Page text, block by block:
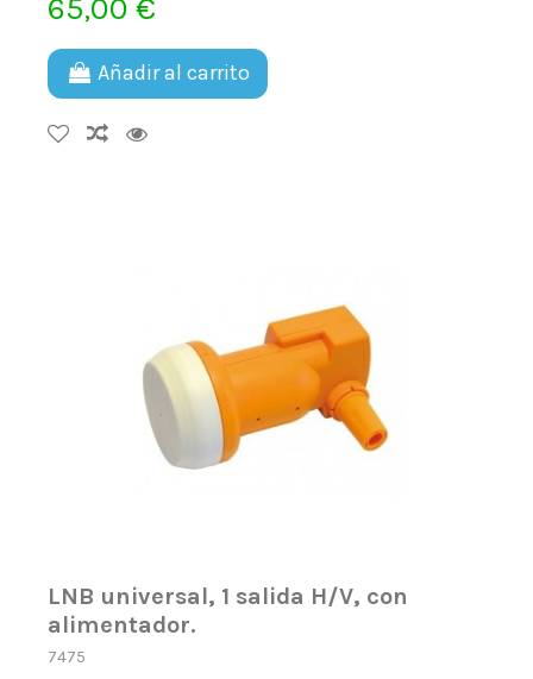
65,00 €
Añadir al carrito
LNB universal, 1 salida H/V, con
alimentador.
7475